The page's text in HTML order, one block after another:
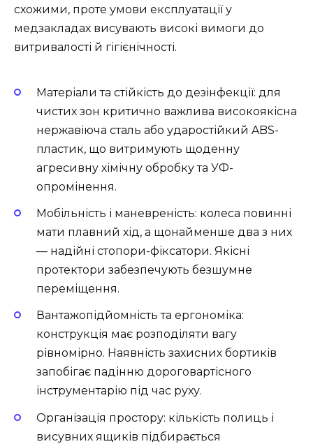
схожими, проте умови експлуатації у
медзакладах висувають високі вимоги до
витривалості й гігієнічності.
Матеріали та стійкість до дезінфекції: для
чистих зон критично важлива високоякісна
нержавіюча сталь або ударостійкий ABS-
пластик, що витримують щоденну
агресивну хімічну обробку та УФ-
опромінення.
Мобільність і маневреність: колеса повинні
мати плавний хід, а щонайменше два з них
— надійні стопори-фіксатори. Якісні
протектори забезпечують безшумне
переміщення.
Вантажопідйомність та ергономіка:
конструкція має розподіляти вагу
рівномірно. Наявність захисних бортиків
запобігає падінню дороговартісного
інструментарію під час руху.
Організація простору: кількість полиць і
висувних ящиків підбирається